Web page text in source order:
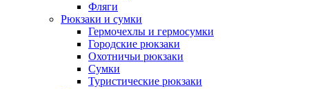
Фляги
Рюкзаки и сумки
Гермочехлы и гермосумки
Городские рюкзаки
Охотничьи рюкзаки
Сумки
Туристические рюкзаки